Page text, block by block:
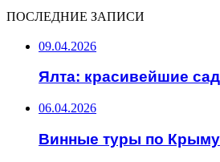
ПОСЛЕДНИЕ ЗАПИСИ
09.04.2026
Ялта: красивейшие
06.04.2026
Винные туры по Крыму